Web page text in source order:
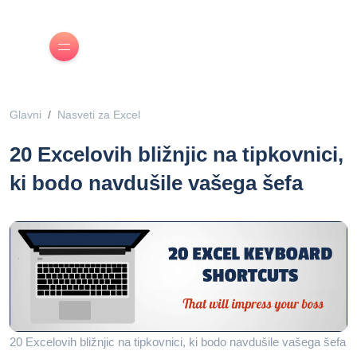
Glavni Nasveti za Excel
20 Excelovih bližnjic na tipkovnici,
ki bodo navdušile vašega šefa
20 Excelovih bližnjic na tipkovnici, ki bodo navdušile vašega šefa